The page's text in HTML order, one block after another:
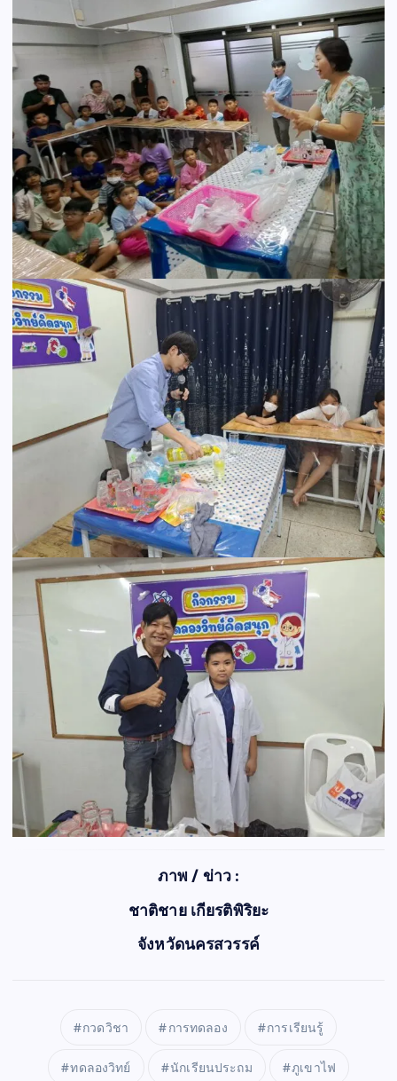
ภาพ / ข่าว :
ชาติชาย เกียรติพิริยะ
จังหวัดนครสวรรค์
กวดวิชา การทดลอง การเรียนรู้
ทดลองวิทย์ นักเรียนประถม ภูเขาไฟ